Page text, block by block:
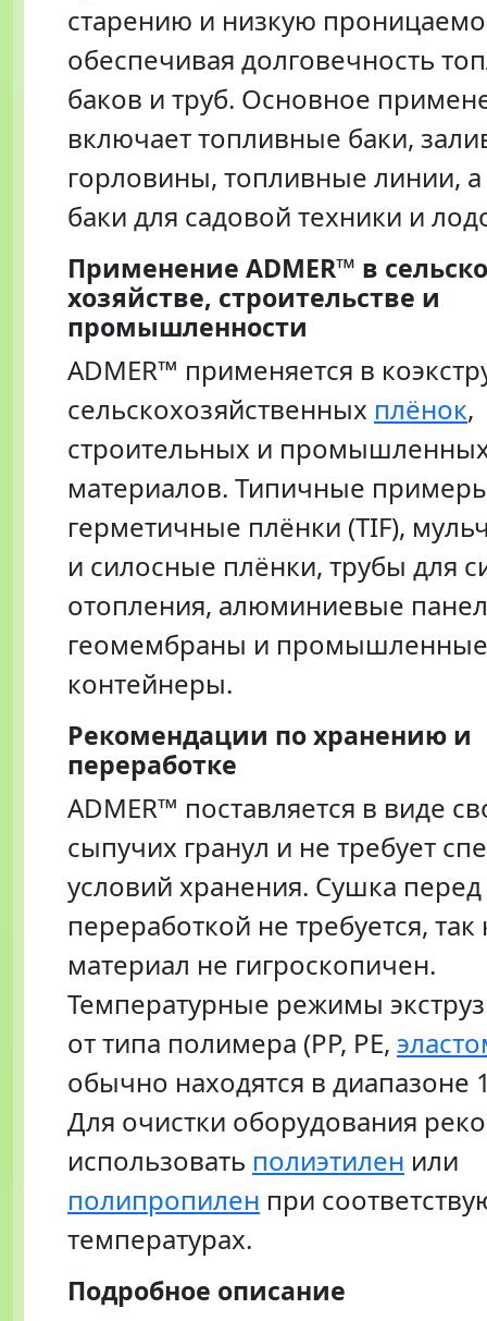
старению и низкую
обеспечивая долговечность
баков и труб. Основное
включает топливные баки,
горловины, топливные линии, а
баки для садовой техники и
Применение ADMER™ в
хозяйстве, строительстве и
промышленности
ADMER™ применяется в
сельскохозяйственных плёнок,
строительных и
материалов. Типичные
герметичные плёнки (TIF),
и силосные плёнки, трубы для
отопления, алюминиевые
геомембраны и промышленные
контейнеры.
Рекомендации по хранению и
переработке
ADMER™ поставляется в виде
сыпучих гранул и не требует
условий хранения. Сушка перед
переработкой не требуется, так
материал не гигроскопичен.
Температурные режимы
от типа полимера (PP, PE,
обычно находятся в диапазоне
Для очистки оборудования
использовать полиэтилен или
полипропилен при
температурах.
Подробное описание